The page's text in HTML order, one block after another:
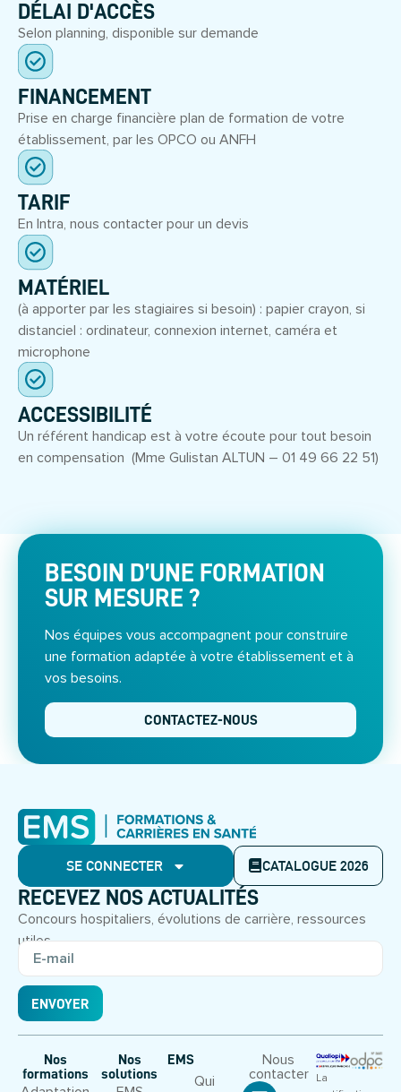
DÉLAI D'ACCÈS
Selon planning, disponible sur demande
FINANCEMENT
Prise en charge financière plan de formation de votre
établissement, par les OPCO ou ANFH
TARIF
En Intra, nous contacter pour un devis
MATÉRIEL
(à apporter par les stagiaires si besoin) : papier crayon, si
distanciel : ordinateur, connexion internet, caméra et
microphone
ACCESSIBILITÉ
Un référent handicap est à votre écoute pour tout besoin
en compensation (Mme Gulistan ALTUN – 01 49 66 22 51)
BESOIN D’UNE FORMATION
SUR MESURE ?
Nos équipes vous accompagnent pour construire
une formation adaptée à votre établissement et à
vos besoins.
CONTACTEZ-NOUS
SE CONNECTER CATALOGUE 2026
RECEVEZ NOS ACTUALITÉS
Concours hospitaliers, évolutions de carrière, ressources
utiles.
ENVOYER
Nos
formations
Nos
solutions
EMS
Qui
Nous
contacter
La